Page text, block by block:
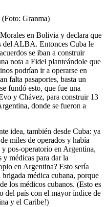
Granma)
en Bolivia y declara que
del ALBA. Entonces Cuba le
se iban a construir
nota a Fidel planteándole que
podrían ir a operarse en
falta pasaportes, basta un
fundó esto, que fue una
y Chávez, para construir 13
donde se fueron a
idea, también desde Cuba: ya
miles de operados y había
pos-operatorio en Argentina,
y médicas para dar la
en Argentina? Esto sería
médica cubana, porque
los médicos cubanos. (Esto es
del país con el mayor índice de
y el Caribe!)